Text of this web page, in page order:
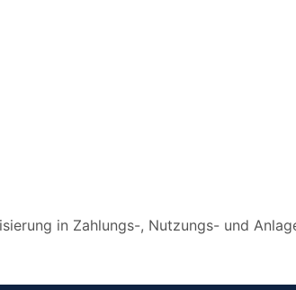
in Zahlungs-, Nutzungs- und